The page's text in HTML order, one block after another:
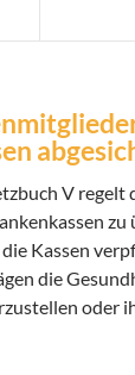
V regelt
zu
Kassen
die
oder